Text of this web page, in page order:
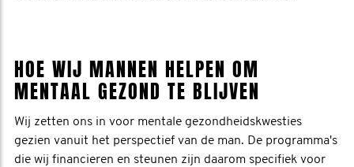
HOE WIJ MANNEN HELPEN OM
MENTAAL GEZOND TE BLIJVEN
Wij zetten ons in voor mentale gezondheidskwesties
gezien vanuit het perspectief van de man. De programma's
die wij financieren en steunen zijn daarom specifiek voor